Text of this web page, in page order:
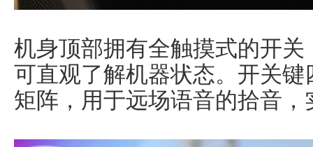
机身顶部拥有全触摸式的开
可直观了解机器状态。开关
矩阵，用于远场语音的拾音，